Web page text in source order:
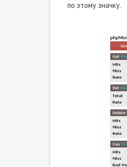
по этому значку.